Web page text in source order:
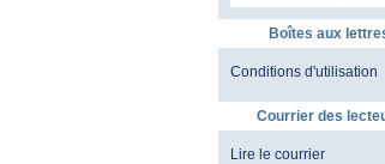
Boîtes aux
Conditions d'utilisation
Courrier des
Lire le courrier